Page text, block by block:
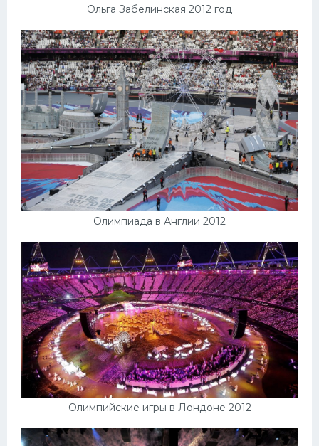
Ольга Забелинская 2012 год
Олимпиада в Англии 2012
Олимпийские игры в Лондоне 2012